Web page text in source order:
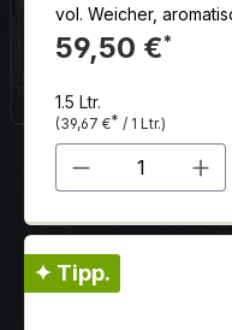
vol. Weicher,
mediterranem Flair,
und genussvoll
59,50 €*
1.5 Ltr.
(39,67 €* / 1 Ltr.)
Produkt
✦ Tipp.